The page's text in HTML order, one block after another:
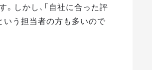
しかし、「自社に合った評
いう担当者の方も多いので